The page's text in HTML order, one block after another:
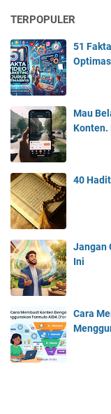
TERPOPULER
51
Mau
Konten.
40
Jangan
Ini
Cara